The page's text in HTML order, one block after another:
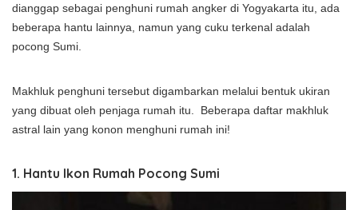
dianggap sebagai penghuni rumah angker di Yogyakarta itu, ada
beberapa hantu lainnya, namun yang cuku terkenal adalah
pocong Sumi.
Makhluk penghuni tersebut digambarkan melalui bentuk ukiran
yang dibuat oleh penjaga rumah itu. Beberapa daftar makhluk
astral lain yang konon menghuni rumah ini!
1. Hantu Ikon Rumah Pocong Sumi